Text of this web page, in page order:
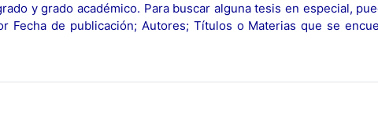
y grado académico. Para buscar alguna tesis en especial,
de publicación; Autores; Títulos o Materias que se